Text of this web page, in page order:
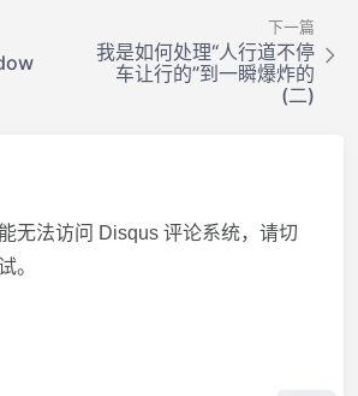
下一篇
我是如何处理“人行道不停
车让行的”到一瞬爆炸的
(二)
无法访问 Disqus 评论系统，请切
。